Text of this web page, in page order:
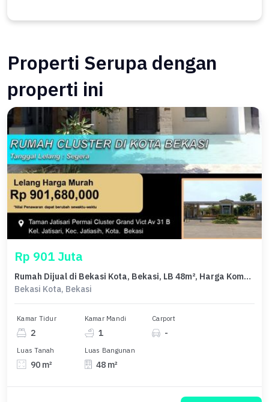
Properti Serupa dengan
properti ini
Rp 901 Juta
Rumah Dijual di Bekasi Kota, Bekasi, LB 48m², Harga Kompetitif!
Bekasi Kota, Bekasi
Kamar Tidur
2
Kamar Mandi
1
Carport
-
Luas Tanah
90 m²
Luas Bangunan
48 m²